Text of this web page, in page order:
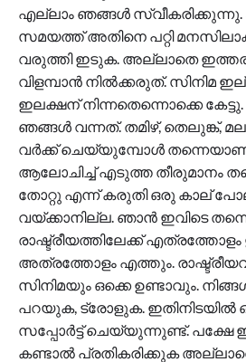
എല്ലാം ഞങ്ങള്‍ സ്വീകരിക്കുന്നു.
സമയത്ത് അതിനെ പറ്റി
വരുത്തി ഇടുക. അല്ലാതെ
വിളമ്പാന്‍ നില്‍ക്കരുത്. സിനിമ
ഇലക്ഷന് നിന്നതെന്നൊക്കെ
ഞങ്ങള്‍ വന്നത്. തമിഴ്, തെലുങ്ക്,
വര്‍ക്ക് ചെയ്യുമ്പോള്‍
ആലോചിച്ച് എടുത്ത തീരുമാനം
തോറ്റു എന്ന് കരുതി ഒരു കാല്
വയ്ക്കാനില്ല. ഞാന്‍ ഇവിടെ
രാഷ്ട്രീയത്തിലേക്ക്
അത്രത്തോളം എത്തും.
സിനിമയും ഒക്കെ ഉണ്ടാവും.
പറയുക, ട്രോളുക. ഇതിനിടയില്‍
സപ്പോര്‍ട്ട് ചെയ്യുന്നുണ്ട്. പക്ഷേ
കണ്ടാല്‍ പ്രതികരിക്കുക